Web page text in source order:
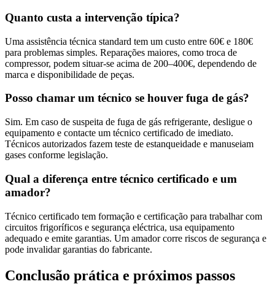
Quanto custa a intervenção típica?
Uma assistência técnica standard tem um custo entre 60€ e 180€
para problemas simples. Reparações maiores, como troca de
compressor, podem situar-se acima de 200–400€, dependendo de
marca e disponibilidade de peças.
Posso chamar um técnico se houver fuga de gás?
Sim. Em caso de suspeita de fuga de gás refrigerante, desligue o
equipamento e contacte um técnico certificado de imediato.
Técnicos autorizados fazem teste de estanqueidade e manuseiam
gases conforme legislação.
Qual a diferença entre técnico certificado e um
amador?
Técnico certificado tem formação e certificação para trabalhar com
circuitos frigoríficos e segurança eléctrica, usa equipamento
adequado e emite garantias. Um amador corre riscos de segurança e
pode invalidar garantias do fabricante.
Conclusão prática e próximos passos